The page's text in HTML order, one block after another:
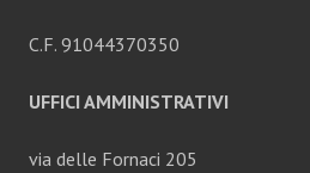
C.F. 91044370350
UFFICI AMMINISTRATIVI
via delle Fornaci 205